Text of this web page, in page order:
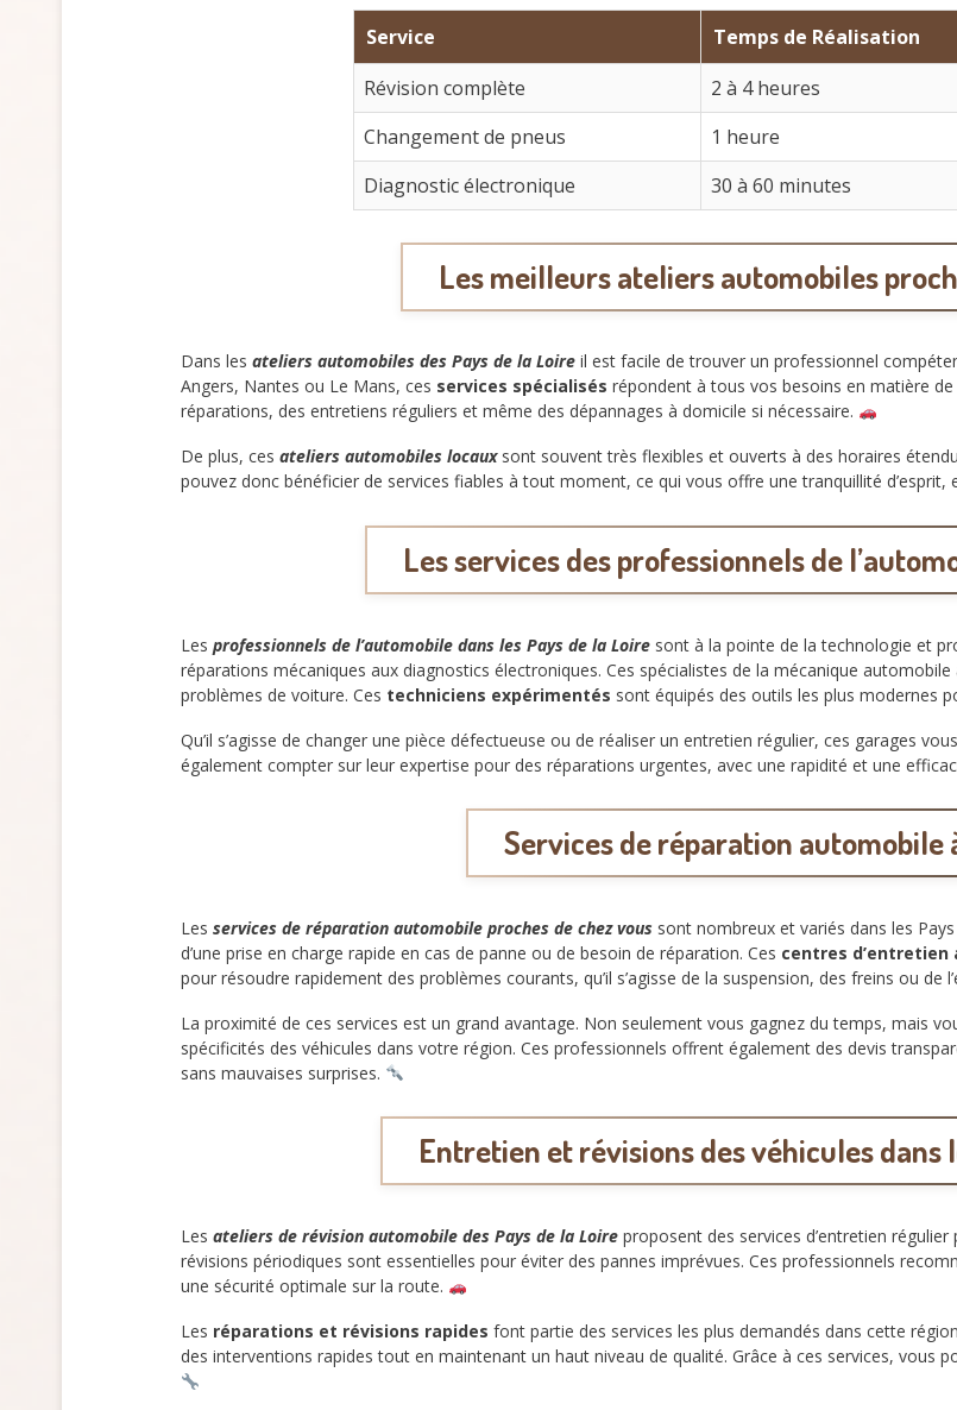
Service Temps de Réalisation
Révision complète
2 à 4 heures
Changement de pneus
1 heure
Diagnostic électronique
30 à 60 minutes
Les meilleurs ateliers automobiles
Dans les ateliers automobiles des Pays de la Loire il est facile de trouver un professionnel
Angers, Nantes ou Le Mans, ces services spécialisés répondent à tous vos besoins en matière
réparations, des entretiens réguliers et même des dépannages à domicile si nécessaire.
De plus, ces ateliers automobiles locauxsont souvent très flexibles et ouverts à des horaires
pouvez donc bénéficier de services fiables à tout moment, ce qui vous offre une tranquillité
Les services des professionnels de
Les professionnels de l’automobile dans les Pays de la Loire sont à la pointe de la technologie et
réparations mécaniques aux diagnostics électroniques. Ces spécialistes de la mécanique
problèmes de voiture. Ces techniciens expérimentés sont équipés des outils les plus modernes
Qu’il s’agisse de changer une pièce défectueuse ou de réaliser un entretien régulier, ces garages
également compter sur leur expertise pour des réparations urgentes, avec une rapidité et une
Services de réparation automobile
Les services de réparation automobile proches de chez vous sont nombreux et variés dans les
d’une prise en charge rapide en cas de panne ou de besoin de réparation. Ces centres d’entretien
pour résoudre rapidement des problèmes courants, qu’il s’agisse de la suspension, des freins ou de
La proximité de ces services est un grand avantage. Non seulement vous gagnez du temps, mais
spécificités des véhicules dans votre région. Ces professionnels offrent également des devis
sans mauvaises surprises.
Entretien et révisions des véhicules dans
Les ateliers de révision automobile des Pays de la Loire proposent des services d’entretien
révisions périodiques sont essentielles pour éviter des pannes imprévues. Ces professionnels
une sécurité optimale sur la route.
Les réparations et révisions rapides font partie des services les plus demandés dans cette
des interventions rapides tout en maintenant un haut niveau de qualité. Grâce à ces services, vous